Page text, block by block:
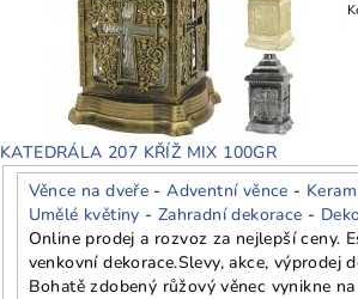
KATEDRÁLA 207 KŘÍŽ MIX 100GR
Věnce na dveře -Adventní věnce -
Umělé květiny - Zahradní dekorace -
Online prodej a rozvoz za nejlepší ceny.
venkovní dekorace.Slevy, akce, výprodej
Bohatě zdobený růžový věnec vynikne